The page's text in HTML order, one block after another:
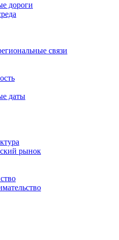
дороги
связи
даты
рынок